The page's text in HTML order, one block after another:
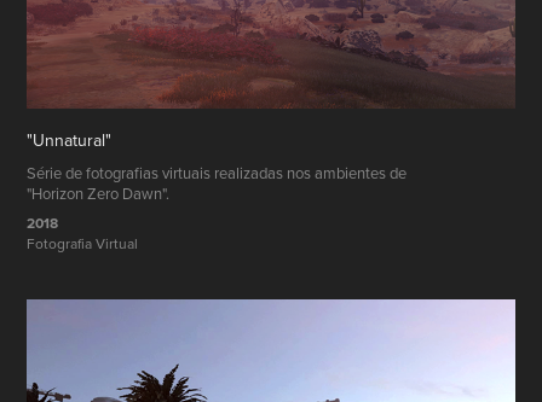
"Unnatural"
Série de fotografias virtuais realizadas nos ambientes de
"Horizon Zero Dawn".
2018
Fotografia Virtual